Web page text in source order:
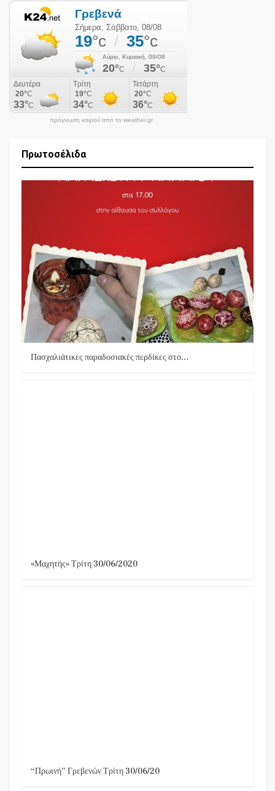
πρόγνωση καιρού από το weather.gr
Πρωτοσέλιδα
Πασχαλιάτικες παραδοσιακές περδίκες στο…
«Μαχητής» Τρίτη 30/06/2020
“Πρωινή” Γρεβενών Τρίτη 30/06/20